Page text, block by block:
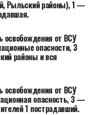
Рыльский районы), 1 —
освобождения от ВСУ
опасности, 3
районы и вся
освобождения от ВСУ
опасность, 3 —
1 пострадавший.